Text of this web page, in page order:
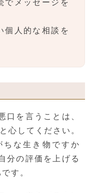
メッセージを
人的な相談を
口を言うことは、
心してください。
な生き物ですか
分の評価を上げる
す。